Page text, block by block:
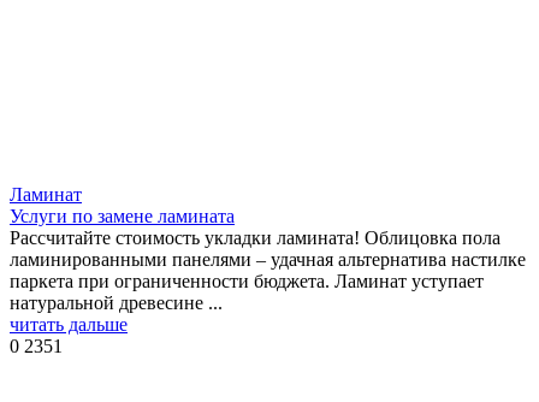
Ламинат
Услуги по замене ламината
Рассчитайте стоимость укладки ламината! Облицовка пола
ламинированными панелями – удачная альтернатива настилке
паркета при ограниченности бюджета. Ламинат уступает
натуральной древесине ...
читать дальше
0 2351